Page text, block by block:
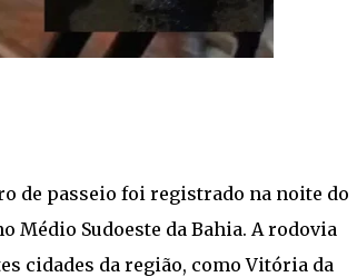
de passeio foi registrado na noite do
Médio Sudoeste da Bahia. A rodovia
cidades da região, como Vitória da